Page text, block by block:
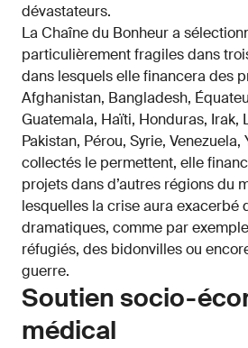
dévastateurs.
La Chaîne du Bonheur a
particulièrement fragiles dans
dans lesquels elle financera des
Afghanistan, Bangladesh,
Guatemala, Haïti, Honduras, Irak,
Pakistan, Pérou, Syrie,
collectés le permettent, elle
projets dans d’autres régions du
lesquelles la crise aura exacerbé
dramatiques, comme par
réfugiés, des bidonvilles ou
guerre.
Soutien socio-
médical